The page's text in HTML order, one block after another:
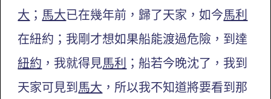
大 ； 馬大已在幾年前，歸了天家，如今馬利
在紐約；我剛才想如果船能渡過危險，到達
紐約 ，我就得見馬利 ；船若今晚沈了，我到
天家可見到馬大 ，所以我不知道將要看到那